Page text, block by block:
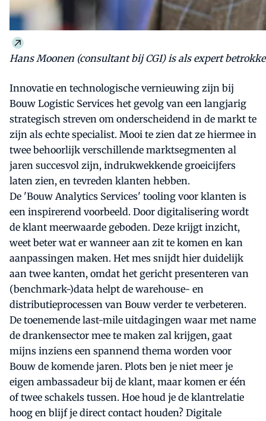
Hans Moonen (consultant bij CGI) is als expert
Innovatie en technologische vernieuwing zijn bij
Bouw Logistic Services het gevolg van een langjarig
strategisch streven om onderscheidend in de markt te
zijn als echte specialist. Mooi te zien dat ze hiermee in
twee behoorlijk verschillende marktsegmenten al
jaren succesvol zijn, indrukwekkende groeicijfers
laten zien, en tevreden klanten hebben.
De 'Bouw Analytics Services' tooling voor klanten is
een inspirerend voorbeeld. Door digitalisering wordt
de klant meerwaarde geboden. Deze krijgt inzicht,
weet beter wat er wanneer aan zit te komen en kan
aanpassingen maken. Het mes snijdt hier duidelijk
aan twee kanten, omdat het gericht presenteren van
(benchmark-)data helpt de warehouse- en
distributieprocessen van Bouw verder te verbeteren.
De toenemende last-mile uitdagingen waar met name
de drankensector mee te maken zal krijgen, gaat
mijns inziens een spannend thema worden voor
Bouw de komende jaren. Plots ben je niet meer je
eigen ambassadeur bij de klant, maar komen er één
of twee schakels tussen. Hoe houd je de klantrelatie
hoog en blijf je direct contact houden? Digitale